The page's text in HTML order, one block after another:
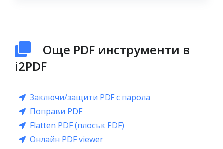
Още PDF инструменти в
i2PDF
Заключи/защити PDF с парола
Поправи PDF
Flatten PDF (плосък PDF)
Онлайн PDF viewer